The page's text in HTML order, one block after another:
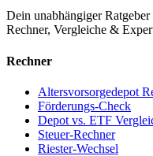
Dein unabhängiger
Rechner, Vergleiche &
Rechner
Altersvorsorgedepot
Förderungs-Check
Depot vs. ETF
Steuer-Rechner
Riester-Wechsel